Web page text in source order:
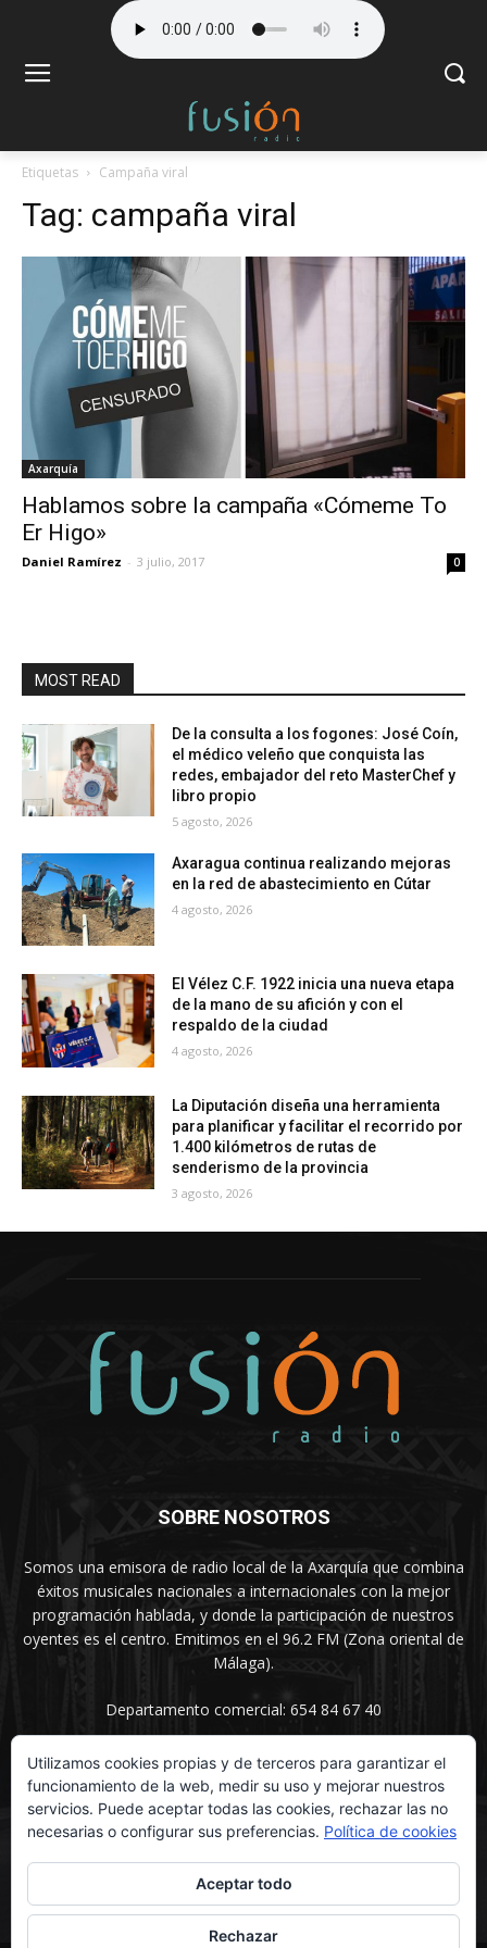
Etiquetas Campaña viral
Tag: campaña viral
Axarquía
Hablamos sobre la campaña «Cómeme To
Er Higo»
Daniel Ramírez - 3 julio, 2017 0
MOST READ
De la consulta a los fogones: José Coín,
el médico veleño que conquista las
redes, embajador del reto MasterChef y
libro propio
5 agosto, 2026
Axaragua continua realizando mejoras
en la red de abastecimiento en Cútar
4 agosto, 2026
El Vélez C.F. 1922 inicia una nueva etapa
de la mano de su afición y con el
respaldo de la ciudad
4 agosto, 2026
La Diputación diseña una herramienta
para planificar y facilitar el recorrido por
1.400 kilómetros de rutas de
senderismo de la provincia
3 agosto, 2026
SOBRE NOSOTROS
Somos una emisora de radio local de la Axarquía que combina
éxitos musicales nacionales a internacionales con la mejor
programación hablada, y donde la participación de nuestros
oyentes es el centro. Emitimos en el 96.2 FM (Zona oriental de
Málaga).
Departamento comercial: 654 84 67 40
SÍGUENOS
Utilizamos cookies propias y de terceros para garantizar el
funcionamiento de la web, medir su uso y mejorar nuestros
servicios. Puede aceptar todas las cookies, rechazar las no
necesarias o configurar sus preferencias. Política de cookies
Aceptar todo
Rechazar